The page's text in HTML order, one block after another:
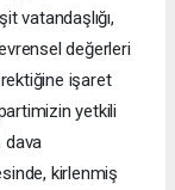
vatandaşlığı,
değerleri
işaret
yetkili
dava
kirlenmiş